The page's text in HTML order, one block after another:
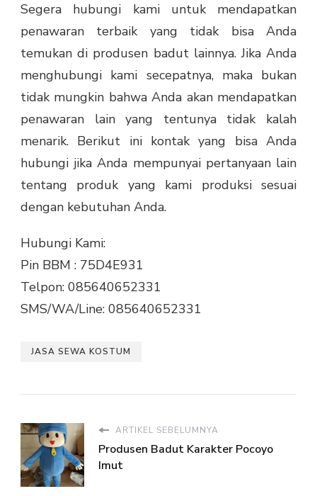
Segera hubungi kami untuk mendapatkan
penawaran terbaik yang tidak bisa Anda
temukan di produsen badut lainnya. Jika Anda
menghubungi kami secepatnya, maka bukan
tidak mungkin bahwa Anda akan mendapatkan
penawaran lain yang tentunya tidak kalah
menarik. Berikut ini kontak yang bisa Anda
hubungi jika Anda mempunyai pertanyaan lain
tentang produk yang kami produksi sesuai
dengan kebutuhan Anda.
Hubungi Kami:
Pin BBM : 75D4E931
Telpon: 085640652331
SMS/WA/Line: 085640652331
JASA SEWA KOSTUM
ARTIKEL SEBELUMNYA
Produsen Badut Karakter Pocoyo
Imut